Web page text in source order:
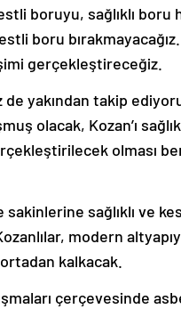
boruyu, sağlıklı boru
boru bırakmayacağız.
gerçekleştireceğiz.
yakından takip
olacak, Kozan’ı
olması
sağlıklı ve
modern
kalkacak.
çerçevesinde